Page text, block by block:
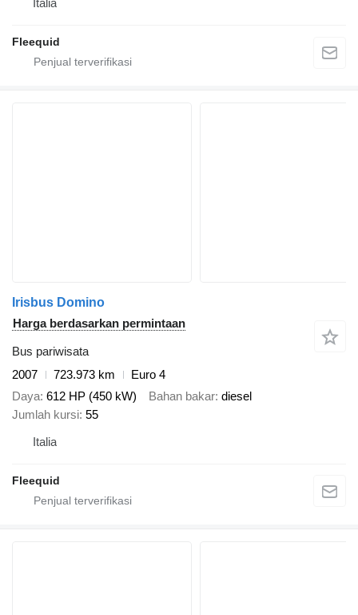
Italia
Fleequid
Irisbus Domino
Harga berdasarkan permintaan
Bus pariwisata
2007
723.973 km
Euro 4
Daya 612 HP (450 kW) Bahan bakar diesel
Jumlah kursi 55
Italia
Fleequid